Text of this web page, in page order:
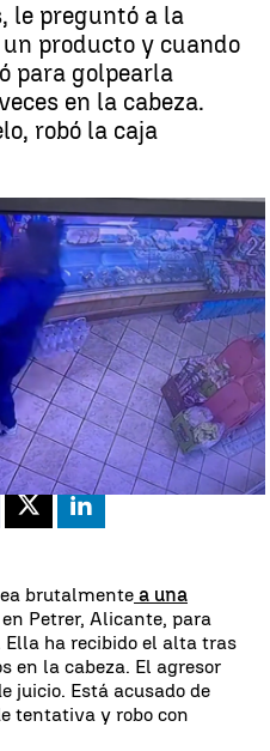
le preguntó a la
producto y cuando
para golpearla
en la cabeza.
robó la caja
paliza con una barra de hierro a
una dependienta en Petrer |A3N
de 2023, 08:31
X Linkedin
brutalmente a una
Petrer, Alicante, para
ha recibido el alta tras
en la cabeza. El agresor
juicio. Está acusado de
tentativa y robo con